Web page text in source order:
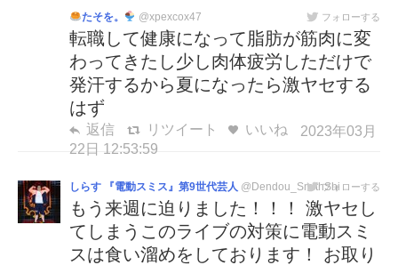
たそを。 @xpexcox47 フォローする
転職して健康になって脂肪が筋肉に変
わってきたし少し肉体疲労しただけで
発汗するから夏になったら激ヤセする
はず
返信 リツイート いいね
2023年03月
22日 12:53:59
しらす 『電動スミス』第9世代芸人 @Dendou_SmithShiフォローする
もう来週に迫りました！！！ 激ヤセし
てしまうこのライブの対策に電動スミ
スは食い溜めをしております！ お取り